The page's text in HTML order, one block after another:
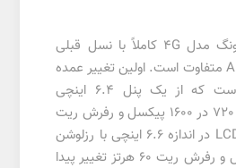
گلکسی A23 سامسونگ مدل 4G کاملاً با نسل قبلی
خود یعنی گلکسی A22 متفاوت است. اولین تغییر عمده
در بخش نمایشگر است که از یک پنل 6.4 اینچی
AMOLED با رزلوشن 720 در 1600 پیکسل و رفرش ریت
90 هرتز به یک پنل LCD در اندازه 6.6 اینچی با رزلوشن
1080 در 2408 پیکسل و رفرش ریت 60 هرتز تغییر پیدا